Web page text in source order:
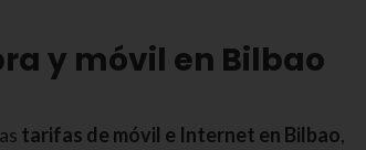
y móvil en Bilbao
tarifas de móvil e Internet en Bilbao,